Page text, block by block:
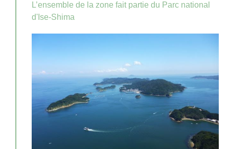
L’ensemble de la zone fait partie du Parc national
d'Ise-Shima